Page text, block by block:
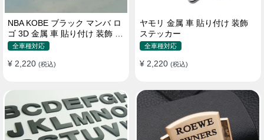
NBA KOBE ブラック マンバ ロ
ゴ 3D 金属 車 貼り付け 装飾 ス
テッカー
全車種対応
¥ 2,220 (税込)
ヤモリ 金属 車 貼り付け 装飾
ステッカー
全車種対応
¥ 2,220 (税込)